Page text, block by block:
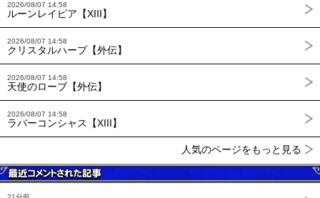
2026/08/07 14:58
ルーンレイピア【XIII】
2026/08/07 14:58
クリスタルハープ【外伝】
2026/08/07 14:58
天使のローブ【外伝】
2026/08/07 14:58
ラバーコンシャス【XIII】
人気のページをもっと見る